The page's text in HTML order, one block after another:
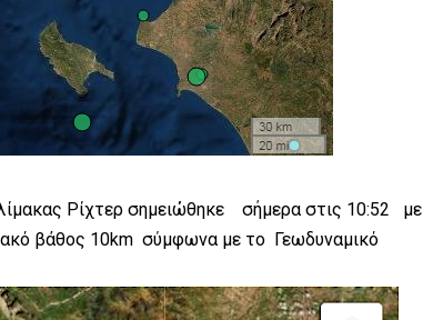
Ρίχτερ σημειώθηκε σήμερα στις 10:52 με
βάθος 10km σύμφωνα με το Γεωδυναμικό